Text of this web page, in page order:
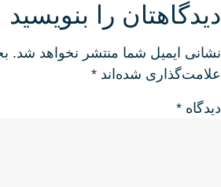
دیدگاهتان را بنویسید
نشانی ایمیل شما منتشر نخواهد شد.
علامت‌گذاری شده‌اند *
دیدگاه *